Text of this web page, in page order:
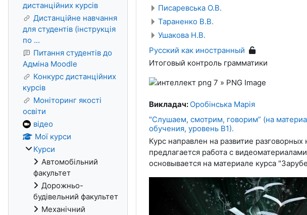
Писаревська О.В.
Тараненко В.В.
Ушакова Н.В.
Русский как иностранный
Итоговый контроль грамматики
Викладач: Оробінська Марія
"Слушаем, смотрим, говорим” (на
обучения, уровень В1).
Курс направлен на развитие
предлагается работа с
основывается на материале курса
дистанційних курсів
Дистанційне навчання
для студентів (інструкція
по ...
Питання студентів до
Адміна Moodle
Конкурс дистанційних
курсів
Моніторинг якості
освіти
відео
Мої курси
Курси
Автомобільний
факультет
Дорожньо-
будівельний факультет
Механічний